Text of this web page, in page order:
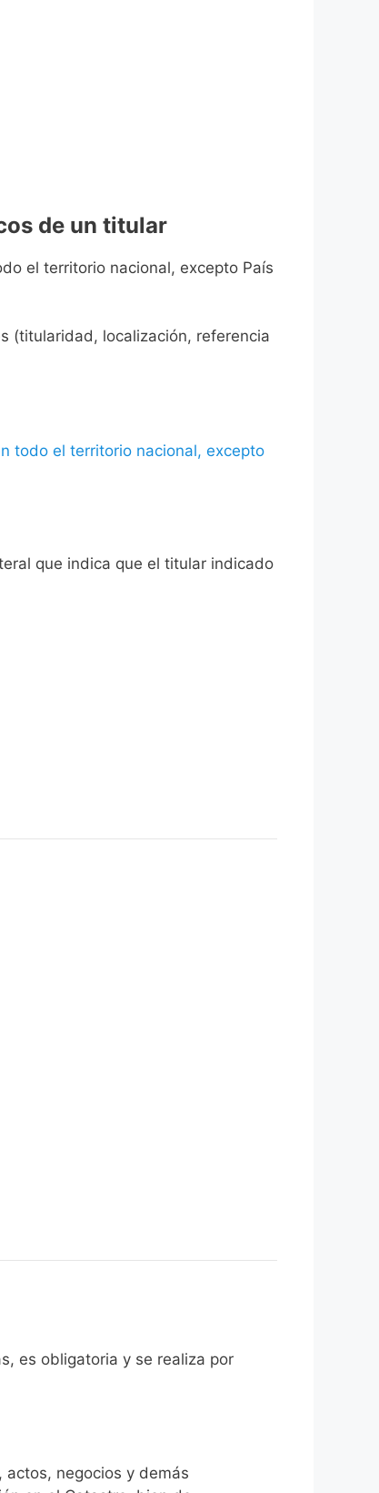
de un titular
el territorio nacional, excepto País
(titularidad, localización, referencia
todo el territorio nacional, excepto
que indica que el titular indicado
es obligatoria y se realiza por
negocios y demás